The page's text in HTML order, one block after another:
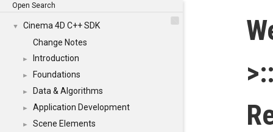
Open Search
▼
Cinema 4D C++ SDK
Change Notes
► Introduction
► Foundations
► Data & Algorithms
► Application Development
► Scene Elements